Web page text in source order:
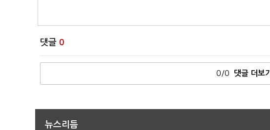
댓글 0
0/0 댓글 더보기
뉴스리듬